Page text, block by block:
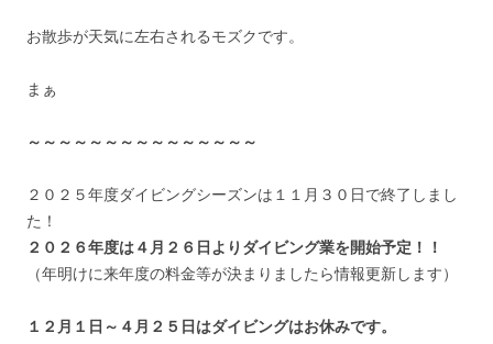
お散歩が天気に左右されるモズクです。
まぁ
～～～～～～～～～～～～～～～
２０２５年度ダイビングシーズンは１１月３０日で終了しまし
た！
２０２６年度は４月２６日よりダイビング業を開始予定！！
（年明けに来年度の料金等が決まりましたら情報更新します）
１２月１日～４月２５日はダイビングはお休みです。